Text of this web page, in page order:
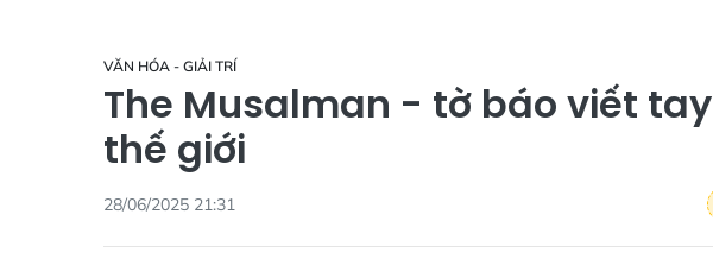
VĂN HÓA - GIẢI TRÍ
The Musalman - tờ báo viết
thế giới
28/06/2025 21:31